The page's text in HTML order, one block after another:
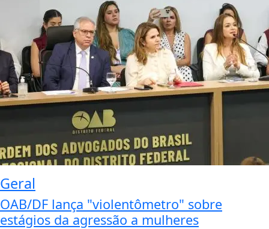
Geral
OAB/DF lança "violentômetro" sobre
estágios da agressão a mulheres